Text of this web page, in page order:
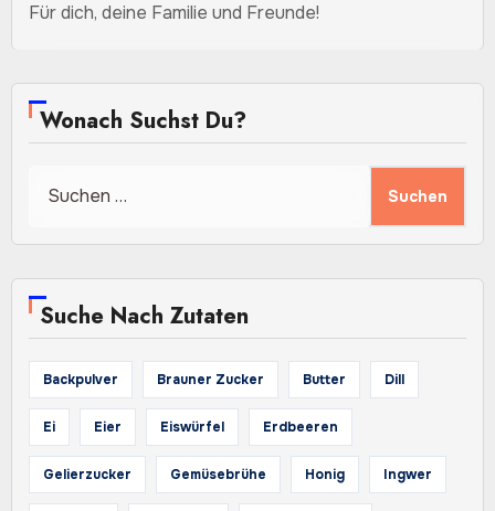
Für dich, deine Familie und Freunde!
Wonach Suchst Du?
Suche Nach Zutaten
Backpulver Brauner Zucker Butter Dill
Ei Eier Eiswürfel Erdbeeren
Gelierzucker Gemüsebrühe Honig Ingwer